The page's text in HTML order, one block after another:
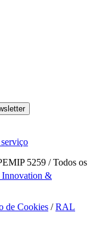
5259 / Todos os
&
de Cookies /RAL